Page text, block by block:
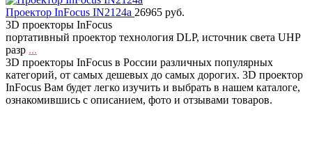
Проектор InFocus IN2124a 26965 руб.
3D проекторы InFocus
портативный проектор технология DLP, источник света UHP
разр ...
3D проекторы InFocus в России различных популярных
категорий, от самых дешевых до самых дорогих. 3D проектор
InFocus Вам будет легко изучить и выбрать в нашем каталоге,
ознакомившись с описанием, фото и отзывами товаров.